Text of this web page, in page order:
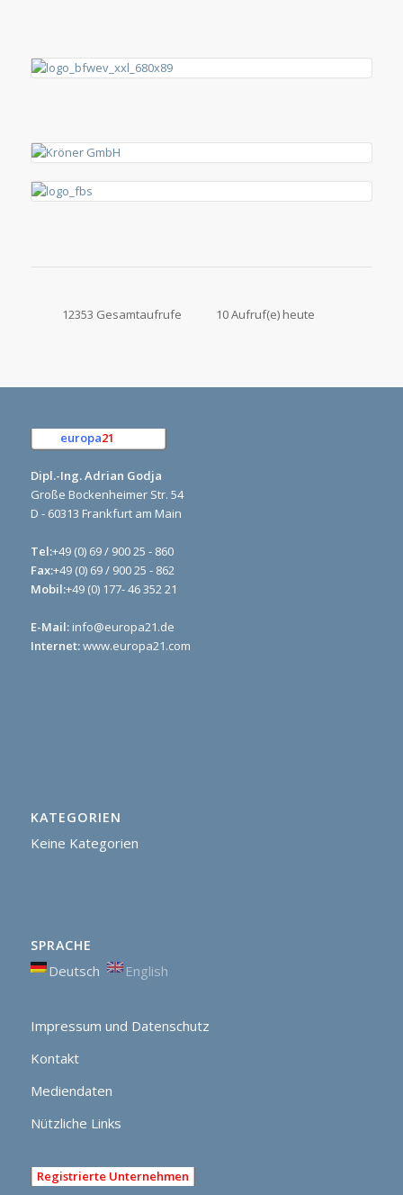
12353 Gesamtaufrufe 10 Aufruf(e) heute
europa21
Dipl.-Ing. Adrian Godja
Große Bockenheimer Str. 54
D - 60313 Frankfurt am Main
Tel:+49 (0) 69 / 900 25 - 860
Fax:+49 (0) 69 / 900 25 - 862
Mobil:+49 (0) 177- 46 352 21
E-Mail: info@europa21.de
Internet:www.europa21.com
KATEGORIEN
Keine Kategorien
SPRACHE
Deutsch English
Impressum und Datenschutz
Kontakt
Mediendaten
Nützliche Links
Registrierte Unternehmen